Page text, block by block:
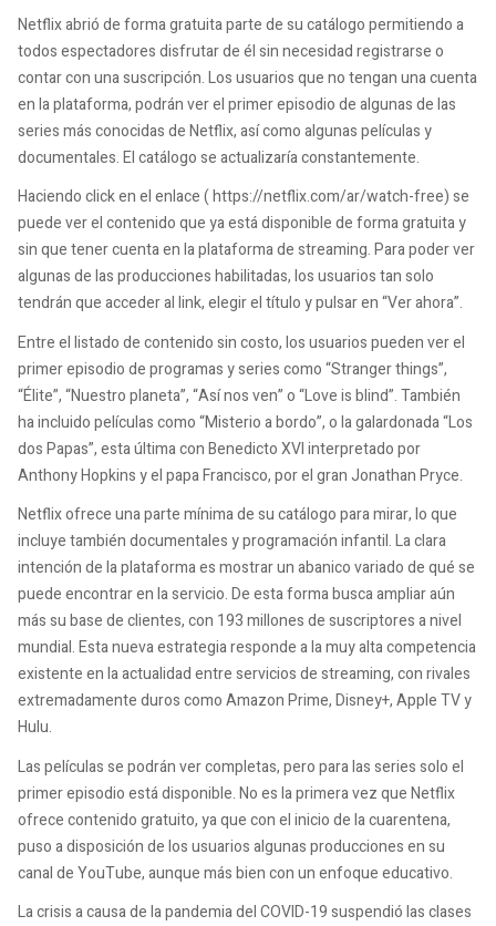
Netflix abrió de forma gratuita parte de su catálogo permitiendo a
todos espectadores disfrutar de él sin necesidad registrarse o
contar con una suscripción. Los usuarios que no tengan una cuenta
en la plataforma, podrán ver el primer episodio de algunas de las
series más conocidas de Netflix, así como algunas películas y
documentales. El catálogo se actualizaría constantemente.
Haciendo click en el enlace ( https://netflix.com/ar/watch-free) se
puede ver el contenido que ya está disponible de forma gratuita y
sin que tener cuenta en la plataforma de streaming. Para poder ver
algunas de las producciones habilitadas, los usuarios tan solo
tendrán que acceder al link, elegir el título y pulsar en “Ver ahora”.
Entre el listado de contenido sin costo, los usuarios pueden ver el
primer episodio de programas y series como “Stranger things”,
“Élite”, “Nuestro planeta”, “Así nos ven” o “Love is blind”. También
ha incluido películas como “Misterio a bordo”, o la galardonada “Los
dos Papas”, esta última con Benedicto XVI interpretado por
Anthony Hopkins y el papa Francisco, por el gran Jonathan Pryce.
Netflix ofrece una parte mínima de su catálogo para mirar, lo que
incluye también documentales y programación infantil. La clara
intención de la plataforma es mostrar un abanico variado de qué se
puede encontrar en la servicio. De esta forma busca ampliar aún
más su base de clientes, con 193 millones de suscriptores a nivel
mundial. Esta nueva estrategia responde a la muy alta competencia
existente en la actualidad entre servicios de streaming, con rivales
extremadamente duros como Amazon Prime, Disney+, Apple TV y
Hulu.
Las películas se podrán ver completas, pero para las series solo el
primer episodio está disponible. No es la primera vez que Netflix
ofrece contenido gratuito, ya que con el inicio de la cuarentena,
puso a disposición de los usuarios algunas producciones en su
canal de YouTube, aunque más bien con un enfoque educativo.
La crisis a causa de la pandemia del COVID-19 suspendió las clases